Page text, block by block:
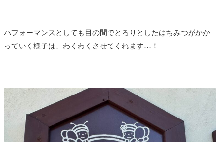
パフォーマンスとしても目の間でとろりとしたはちみつがかか
っていく様子は、わくわくさせてくれます…！